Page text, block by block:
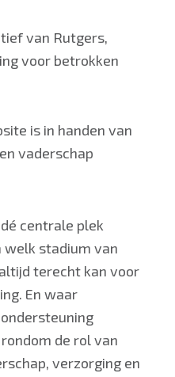
van Rutgers,
voor betrokken
is in handen van
vaderschap
centrale plek
welk stadium van
terecht kan voor
En waar
de rol van
verzorging en